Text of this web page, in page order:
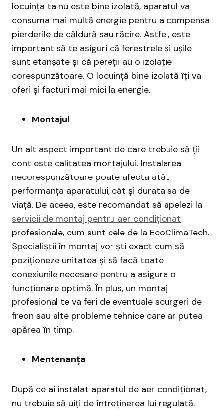
locuința ta nu este bine izolată, aparatul va
consuma mai multă energie pentru a compensa
pierderile de căldură sau răcire. Astfel, este
important să te asiguri că ferestrele și ușile
sunt etanșate și că pereții au o izolație
corespunzătoare. O locuință bine izolată îți va
oferi și facturi mai mici la energie.
Montajul
Un alt aspect important de care trebuie să ții
cont este calitatea montajului. Instalarea
necorespunzătoare poate afecta atât
performanța aparatului, cât și durata sa de
viață. De aceea, este recomandat să apelezi la
servicii de montaj pentru aer condiționat
profesionale, cum sunt cele de la EcoClimaTech.
Specialiștii în montaj vor ști exact cum să
poziționeze unitatea și să facă toate
conexiunile necesare pentru a asigura o
funcționare optimă. În plus, un montaj
profesional te va feri de eventuale scurgeri de
freon sau alte probleme tehnice care ar putea
apărea în timp.
Mentenanța
După ce ai instalat aparatul de aer condiționat,
nu trebuie să uiți de întreținerea lui regulată.